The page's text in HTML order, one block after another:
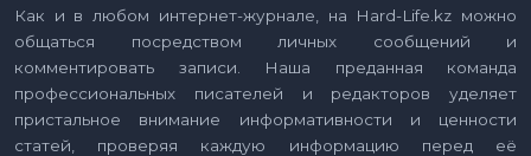
Как и в любом интернет-журнале, на Hard-Life.kz можно
общаться посредством личных сообщений и
комментировать записи. Наша преданная команда
профессиональных писателей и редакторов уделяет
пристальное внимание информативности и ценности
статей, проверяя каждую информацию перед её